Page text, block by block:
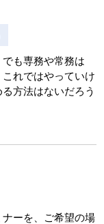
も専務や常務は
れではやっていけ
方法はないだろう
ーを、ご希望の場